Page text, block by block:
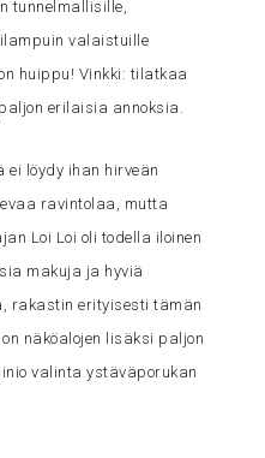
tunnelmallisille,
valaistuille
huippu! Vinkki: tilatkaa
erilaisia annoksia.
ei löydy ihan hirveän
ravintolaa, mutta
Loi Loi oli todella iloinen
makuja ja hyviä
rakastin erityisesti tämän
näköalojen lisäksi paljon
valinta ystäväporukan